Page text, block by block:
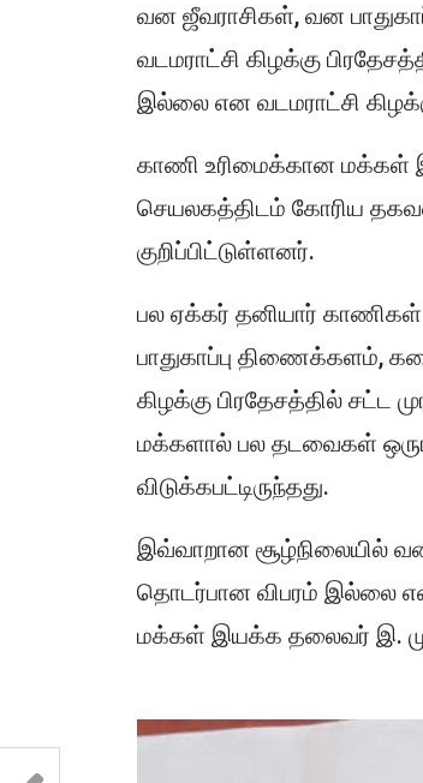
வன ஜீவராசிகள், வன
வடமராட்சி கிழக்கு
இல்லை என வடமராட்சி
காணி உரிமைக்கான மக்கள்
செயலகத்திடம் கோரிய
குறிப்பிட்டுள்ளனர்.
பல ஏக்கர் தனியார்
பாதுகாப்பு திணைக்களம்,
கிழக்கு பிரதேசத்தில் சட்ட
மக்களால் பல தடவைகள்
விடுக்கபட்டிருந்தது.
இவ்வாறான சூழ்நிலையில்
தொடர்பான விபரம் இல்லை என
மக்கள் இயக்க தலைவர் இ.